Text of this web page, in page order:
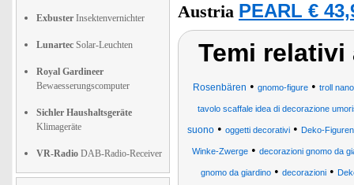
Exbuster Insektenvernichter
Lunartec Solar-Leuchten
Royal Gardineer
Bewaesserungscomputer
Sichler Haushaltsgeräte
Klimageräte
VR-Radio DAB-Radio-Receiver
Austria PEARL €
Temi
Rosenbären • gnomo-figure • troll
tavolo scaffale idea di decorazione
suono • oggetti decorativi • Deko-Figuren
Winke-Zwerge • decorazioni gnomo da
gnomo da giardino • decorazioni •